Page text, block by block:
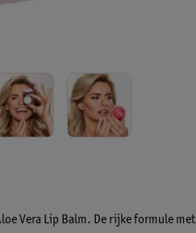
Vera Lip Balm. De rijke formule met